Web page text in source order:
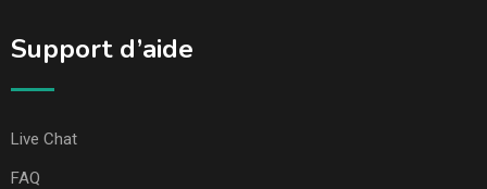
Support d’aide
Live Chat
FAQ